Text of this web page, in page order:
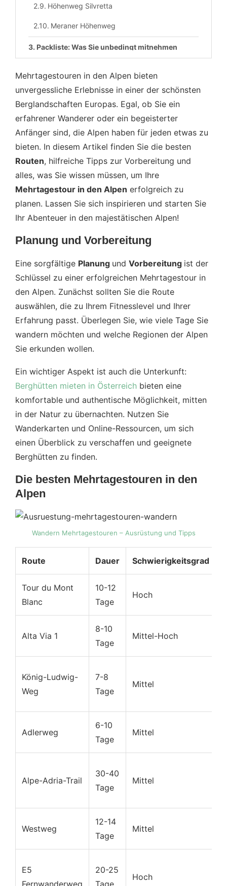
Höhenweg Silvretta
Meraner Höhenweg
Packliste: Was Sie unbedingt mitnehmen
sollten
Tipps für eine erfolgreiche Mehrtagestour
Konditionstraining
Akklimatisierung
Ernährung
Sicherheit und Erste Hilfe
FAQ: Häufige Fragen zu Mehrtagestouren in
den Alpen
Mehrtagestouren in den Alpen bieten
unvergessliche Erlebnisse in einer der schönsten
Berglandschaften Europas. Egal, ob Sie ein
erfahrener Wanderer oder ein begeisterter
Anfänger sind, die Alpen haben für jeden etwas zu
bieten. In diesem Artikel finden Sie die besten
Routen, hilfreiche Tipps zur Vorbereitung und
alles, was Sie wissen müssen, um Ihre
Mehrtagestour in den Alpen erfolgreich zu
planen. Lassen Sie sich inspirieren und starten Sie
Ihr Abenteuer in den majestätischen Alpen!
Planung und Vorbereitung
Eine sorgfältige Planung und Vorbereitung ist der
Schlüssel zu einer erfolgreichen Mehrtagestour in
den Alpen. Zunächst sollten Sie die Route
auswählen, die zu Ihrem Fitnesslevel und Ihrer
Erfahrung passt. Überlegen Sie, wie viele Tage Sie
wandern möchten und welche Regionen der Alpen
Sie erkunden wollen.
Ein wichtiger Aspekt ist auch die Unterkunft:
Berghütten mieten in Österreich bieten eine
komfortable und authentische Möglichkeit, mitten
in der Natur zu übernachten. Nutzen Sie
Wanderkarten und Online-Ressourcen, um sich
einen Überblick zu verschaffen und geeignete
Berghütten zu finden.
Die besten Mehrtagestouren in den
Alpen
Wandern Mehrtagestouren – Ausrüstung und Tipps
Route Dauer Schwierigkeitsgrad
Tour du Mont
Blanc
10-12
Tage
Hoch
Alta Via 1
8-10
Tage
Mittel-Hoch
König-Ludwig-
Weg
7-8
Tage
Mittel
Adlerweg
6-10
Tage
Mittel
Alpe-Adria-Trail
30-40
Tage
Mittel
Westweg
12-14
Tage
Mittel
E5
Fernwanderweg
20-25
Tage
Hoch